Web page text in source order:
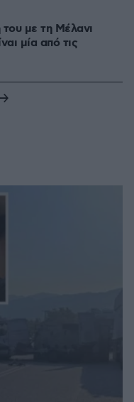
με τη Μέλανι
μία από τις